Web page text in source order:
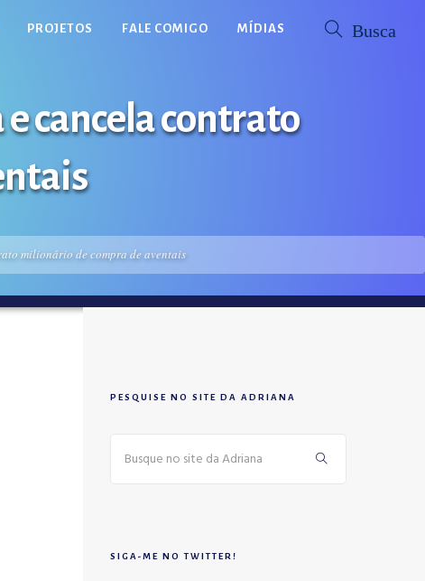
PROJETOS FALE COMIGO MÍDIAS
cancela contrato
milionário de compra de aventais
PESQUISE NO SITE DA ADRIANA
SIGA-ME NO TWITTER!